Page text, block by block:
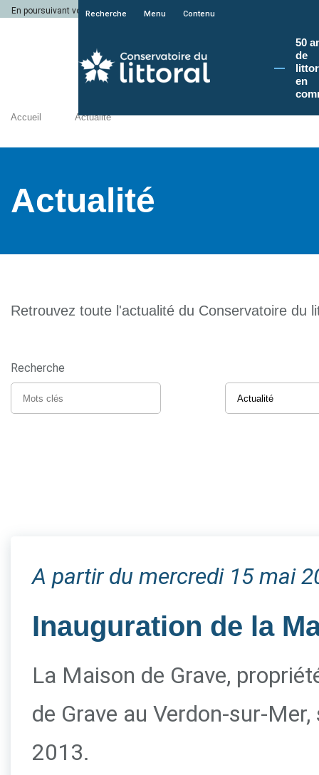
En poursuivant votre navigation sur le site du Conservatoire du littoral, vous
Recherche Menu Contenu
50
de
en
Accueil Actualité
Actualité
Retrouvez toute l'actualité du Conservatoire du
Recherche
A partir du mercredi 15 mai
Inauguration de la
La Maison de Grave,
de Grave au Verdon-sur-
2013.